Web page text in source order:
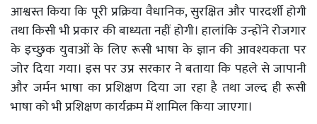
आश्वस्त किया कि पूरी प्रक्रिया वैधानिक, सुरक्षित और पारदर्शी होगी
तथा किसी भी प्रकार की बाध्यता नहीं होगी। हालांकि उन्होंने रोजगार
के इच्छुक युवाओं के लिए रूसी भाषा के ज्ञान की आवश्यकता पर
जोर दिया गया। इस पर उप्र सरकार ने बताया कि पहले से जापानी
और जर्मन भाषा का प्रशिक्षण दिया जा रहा है तथा जल्द ही रूसी
भाषा को भी प्रशिक्षण कार्यक्रम में शामिल किया जाएगा।